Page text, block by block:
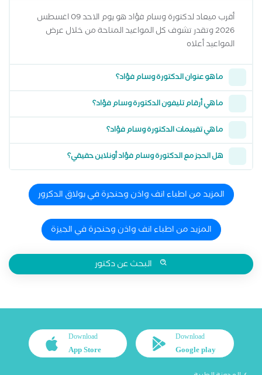
أقرب ميعاد لدكتورة وسام فؤاد هو يوم الاحد 09 اغسطس
2026 وتقدر تشوف كل المواعيد المتاحة من خلال عرض
المواعيد أعلاه
ما هو عنوان الدكتورة وسام فؤاد؟
ما هي أرقام تليفون الدكتورة وسام فؤاد؟
ما هي تقييمات الدكتورة وسام فؤاد؟
هل الحجز مع الدكتورة وسام فؤاد أونلاين حقيقي؟
المزيد من اطباء انف واذن وحنجرة في بولاق الدكرور
المزيد من اطباء انف واذن وحنجرة في الجيزة
البحث عن دكتور
Download
Google play
Download
App Store